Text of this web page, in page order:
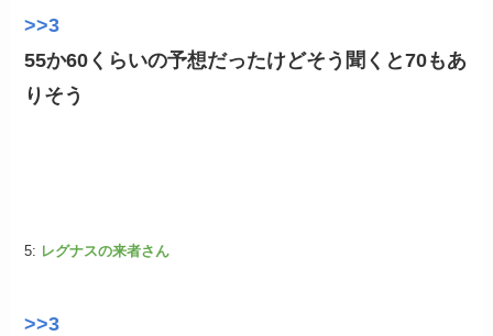
>>3
55か60くらいの予想だったけどそう聞くと70もあ
りそう
5: レグナスの来者さん
>>3